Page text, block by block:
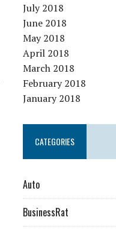
July 2018
June 2018
May 2018
April 2018
March 2018
February 2018
January 2018
CATEGORIES
Auto
BusinessRat